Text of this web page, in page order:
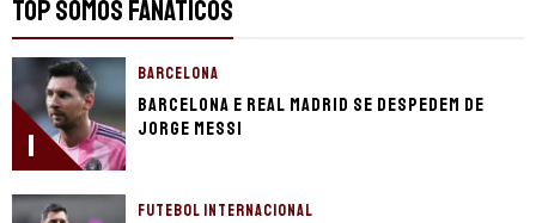
TOP SOMOS FANÁTICOS
1
BARCELONA
Barcelona e Real Madrid se despedem de
Jorge Messi
FUTEBOL INTERNACIONAL